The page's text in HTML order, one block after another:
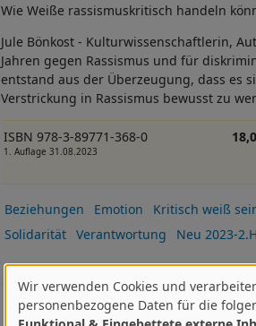
Wie Weiße rassismuskritisch handeln
Jule Bönkost - Kulturwissenschaftlerin,
Jahren gegen Rassismus und für
entstand aus der Überzeugung, dass es
Verstrickung in Rassismus bewusst zu
ISBN 978-3-89771-368-0
1. Auflage 31.08.2023
Beziehungen Emotion Kritisch weiß
Solidarität
Verantwortung Neu 2023-
Dirty Capitalism
Verwendung
Wir verwenden Cookies und
personenbezogene Daten für die